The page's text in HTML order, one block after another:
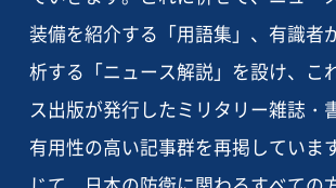
装備を紹介する「用語集」、有識者
析する「ニュース解説」を設け、こ
ス出版が発行したミリタリー雑誌・
有用性の高い記事群を再掲していま